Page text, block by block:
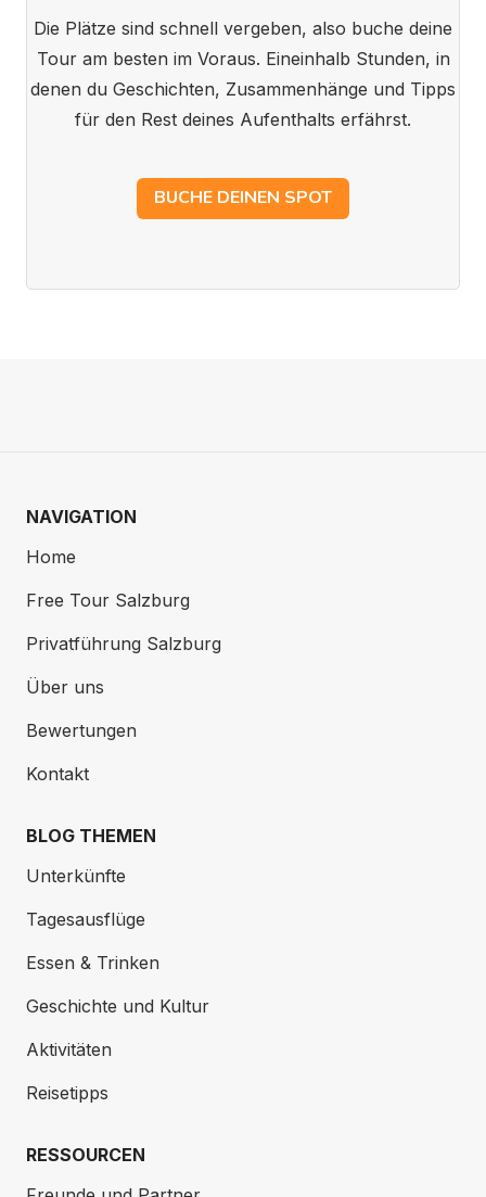
Die Plätze sind schnell vergeben, also buche deine
Tour am besten im Voraus. Eineinhalb Stunden, in
denen du Geschichten, Zusammenhänge und Tipps
für den Rest deines Aufenthalts erfährst.
BUCHE DEINEN SPOT
NAVIGATION
Home
Free Tour Salzburg
Privatführung Salzburg
Über uns
Bewertungen
Kontakt
BLOG THEMEN
Unterkünfte
Tagesausflüge
Essen & Trinken
Geschichte und Kultur
Aktivitäten
Reisetipps
RESSOURCEN